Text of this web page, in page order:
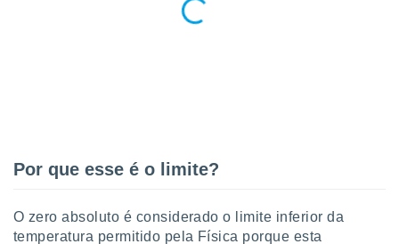
Por que esse é o limite?
O zero absoluto é considerado o limite inferior da
temperatura permitido pela Física porque esta